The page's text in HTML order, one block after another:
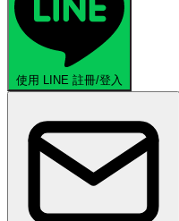
使用 LINE 註冊/登入